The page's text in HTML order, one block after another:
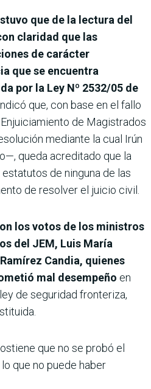
que de la lectura del
claridad que las
de carácter
que se encuentra
por la Ley Nº 2532/05 de
que, con base en el fallo
de Magistrados
mediante la cual Irún
queda acreditado que la
de ninguna de las
de resolver el juicio civil.
los votos de los ministros
del JEM, Luis María
Candia, quienes
mal desempeño en
de seguridad fronteriza,
que no se probó el
que no puede haber